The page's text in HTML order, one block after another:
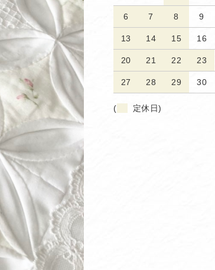
6 7 8 9
13 14 15 16
20 21 22 23
27 28 29 30
( 定休日)